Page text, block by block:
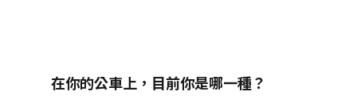
在你的公車上，目前你是哪一種？